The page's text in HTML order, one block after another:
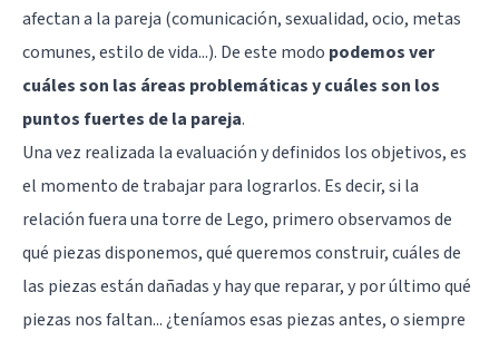
afectan a la pareja (comunicación, sexualidad, ocio, metas
comunes, estilo de vida...). De este modo podemos ver
cuáles son las áreas problemáticas y cuáles son los
puntos fuertes de la pareja.
Una vez realizada la evaluación y definidos los objetivos, es
el momento de trabajar para lograrlos. Es decir, si la
relación fuera una torre de Lego, primero observamos de
qué piezas disponemos, qué queremos construir, cuáles de
las piezas están dañadas y hay que reparar, y por último qué
piezas nos faltan... ¿teníamos esas piezas antes, o siempre